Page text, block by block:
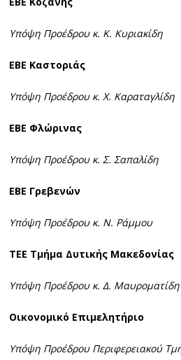
Υπόψη Προέδρου κ. Κ. Κυριακίδη
ΕΒΕ Καστοριάς
Υπόψη Προέδρου κ. Χ. Καραταγλίδη
ΕΒΕ Φλώρινας
Υπόψη Προέδρου κ. Σ. Σαπαλίδη
ΕΒΕ Γρεβενών
Υπόψη Προέδρου κ. Ν. Ράμμου
ΤΕΕ Τμήμα Δυτικής Μακεδονίας
Υπόψη Προέδρου κ. Δ. Μαυροματίδη
Οικονομικό Επιμελητήριο
Υπόψη Προέδρου Περιφερειακού